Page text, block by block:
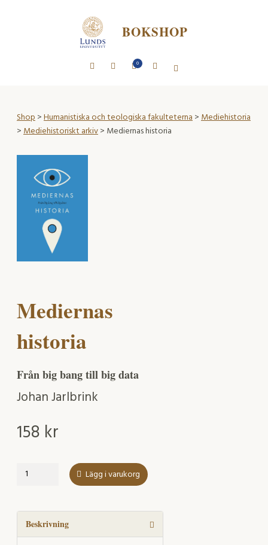
BOKSHOP
0
Shop>Humanistiska och teologiska fakulteterna>Mediehistoria
>Mediehistoriskt arkiv> Mediernas historia
Mediernas
historia
Från big bang till big data
Johan Jarlbrink
158 kr
Mediernas
Lägg i varukorg
Beskrivning